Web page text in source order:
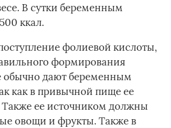
В сутки беременным
ккал.
фолиевой кислоты,
формирования
обычно дают беременным
как в привычной пище ее
Также ее источником должны
овощи и фрукты. Также в